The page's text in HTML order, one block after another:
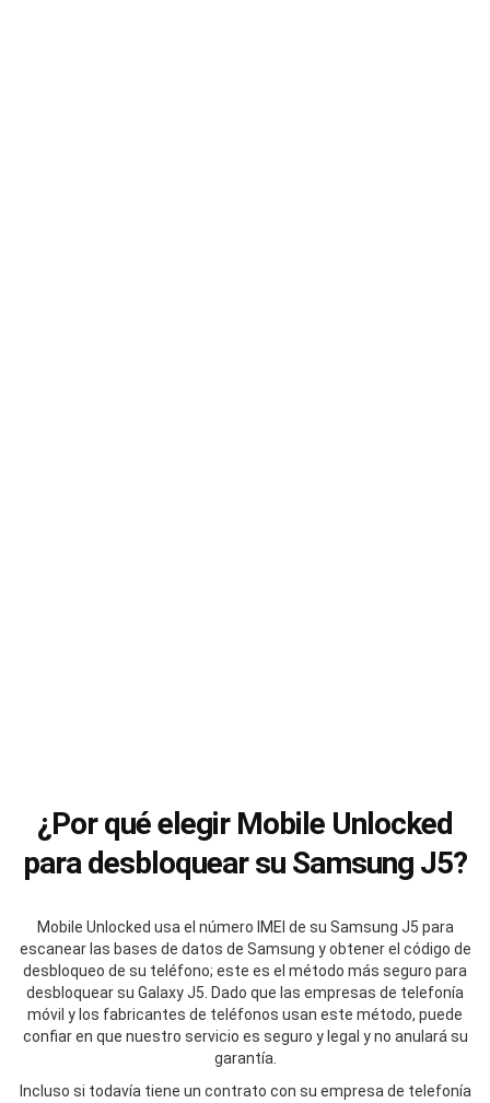
¿Por qué elegir Mobile Unlocked
para desbloquear su Samsung J5?
Mobile Unlocked usa el número IMEI de su Samsung J5 para
escanear las bases de datos de Samsung y obtener el código de
desbloqueo de su teléfono; este es el método más seguro para
desbloquear su Galaxy J5. Dado que las empresas de telefonía
móvil y los fabricantes de teléfonos usan este método, puede
confiar en que nuestro servicio es seguro y legal y no anulará su
garantía.
Incluso si todavía tiene un contrato con su empresa de telefonía